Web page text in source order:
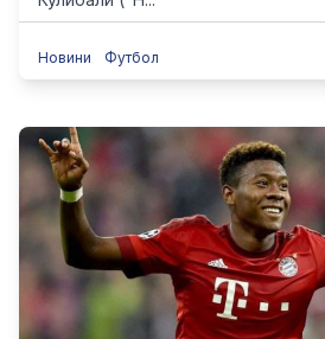
Новини Футбол